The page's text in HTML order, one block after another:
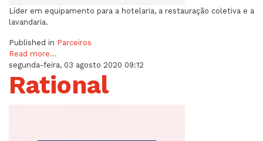
Líder em equipamento para a hotelaria, a restauração coletiva e a
lavandaria.
Published in Parceiros
Read more...
segunda-feira, 03 agosto 2020 09:12
Rational